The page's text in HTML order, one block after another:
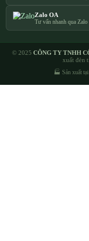
Zalo OA
Tư vấn nhanh qua Zalo
© 2025 CÔNG TY TNHH
xuất đèn
🏭 Sản xuất